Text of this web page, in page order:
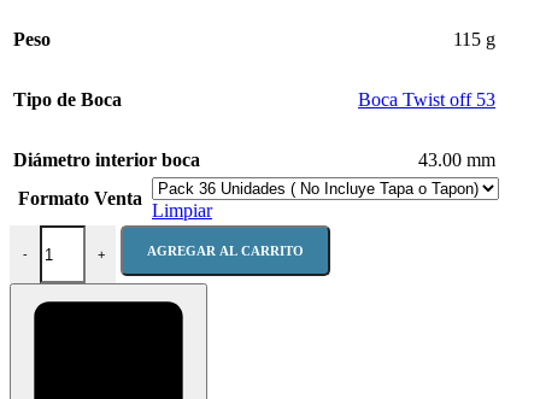
Peso 115 g
Tipo de Boca Boca Twist off 53
Diámetro interior boca
43.00 mm
Formato Venta
Limpiar
-
Frasco Conservero 156 ML B B/T Off 53MM cantidad
+ AGREGAR AL CARRITO